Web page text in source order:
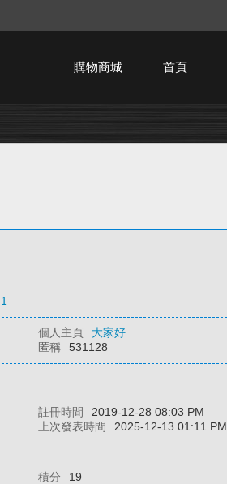
購物商城 首頁
個人主頁 大家好
匿稱 531128
註冊時間 2019-12-28 08:03 PM
上次發表時間 2025-12-13 01:11 PM
積分 19